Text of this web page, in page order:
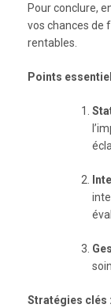
Pour conclure,
vos chances de
rentables.
Points
Stratégies clés :